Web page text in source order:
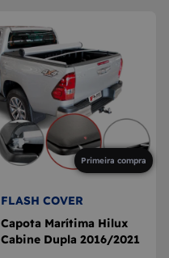
Primeira compra
FLASH COVER
Capota Marítima Hilux
Cabine Dupla 2016/2021